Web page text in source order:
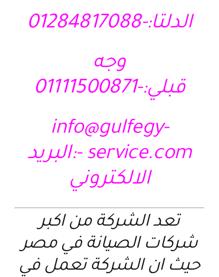
الدلتا:-01284817088
وجه
قبلي:-01111500871
info@gulfegy-
service.com -:البريد
الالكتروني
تعد الشركة من اكبر
شركات الصيانة في مصر
حيث ان الشركة تعمل في